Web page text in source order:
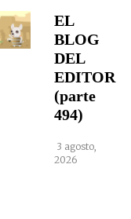
EL
BLOG
DEL
EDITOR
(parte
494)
3 agosto,
2026